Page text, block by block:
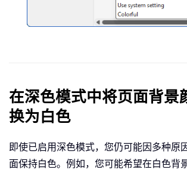
在深色模式中将页面背景
换为白色
即使已启用深色模式，您仍可能因多种原
面保持白色。例如，您可能希望在白色背